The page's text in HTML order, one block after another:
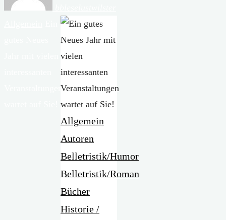
Veranstaltungen
Allgemein
Autoren
Belletristik/Humor
Belletristik/Roman
Bücher
Historie /